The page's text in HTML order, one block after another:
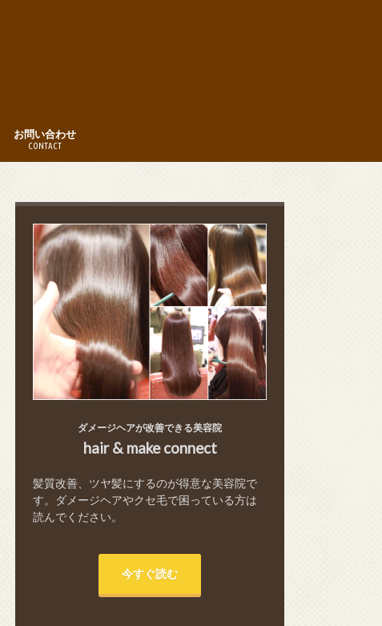
お問い合わせ
CONTACT
ダメージヘアが改善できる美容院
hair & make connect
髪質改善、ツヤ髪にするのが得意な美容院で
す。ダメージヘアやクセ毛で困っている方は
読んでください。
今すぐ読む